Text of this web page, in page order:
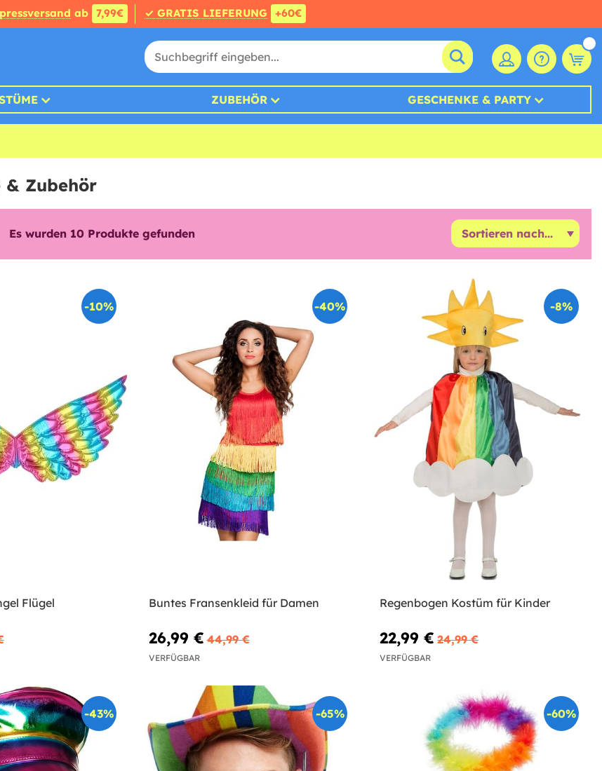
ab 7,99€ ✓ GRATIS LIEFERUNG +60€
ZUBEHÖR GESCHENKE & PARTY
& Zubehör
Es wurden 10 Produkte gefunden
-10%
Flügel
-40%
Buntes Fransenkleid für Damen
26,99 € 44,99 €
VERFÜGBAR
-8%
Regenbogen Kostüm für Kinder
22,99 € 24,99 €
VERFÜGBAR
-43% -65% -60%